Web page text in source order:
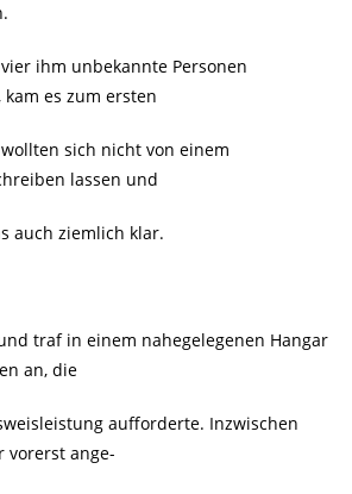
ihm unbekannte Personen
es zum ersten
sich nicht von einem
lassen und
auch ziemlich klar.
traf in einem nahegelegenen Hangar
an, die
aufforderte. Inzwischen
vorerst ange-